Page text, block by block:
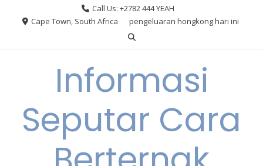
Call Us: +2782 444 YEAH
Cape Town, South Africa
pengeluaran hongkong hari ini
Informasi
Seputar Cara